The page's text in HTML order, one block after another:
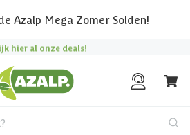
Azalp Mega Zomer Solden!
hier al onze deals!